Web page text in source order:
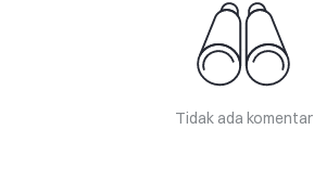
Tidak ada komentar